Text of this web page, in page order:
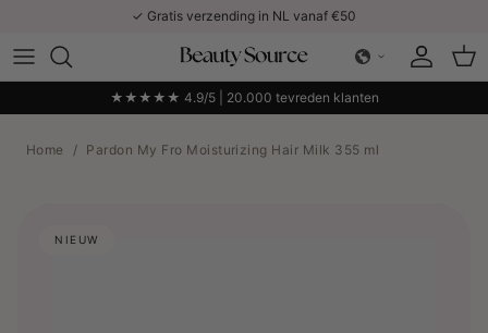
✓ Gratis verzending in NL vanaf €50
Account
★★★★★ 4.9/5 | 20.000 tevreden klanten
Home / Pardon My Fro Moisturizing Hair Milk 355 ml
NIEUW